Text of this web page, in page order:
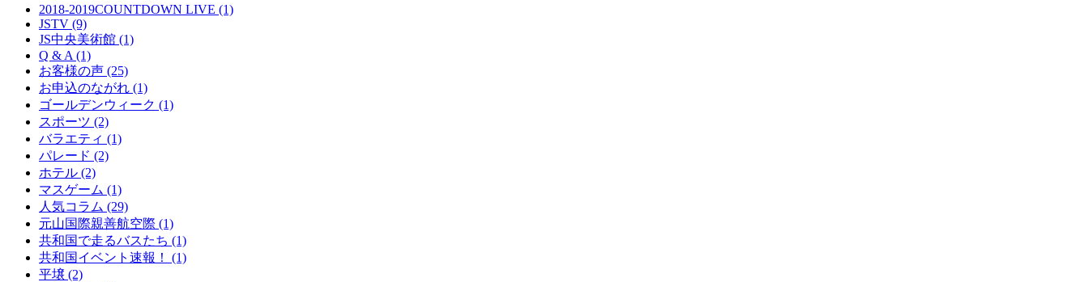
2018-2019COUNTDOWN LIVE (1)
JSTV (9)
JS中央美術館 (1)
Q & A (1)
お客様の声 (25)
お申込のながれ (1)
ゴールデンウィーク (1)
スポーツ (2)
バラエティ (1)
パレード (2)
ホテル (2)
マスゲーム (1)
人気コラム (29)
元山国際親善航空際 (1)
共和国で走るバスたち (1)
共和国イベント速報！ (1)
平壌 (2)